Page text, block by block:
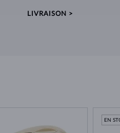
LIVRAISON >
EN